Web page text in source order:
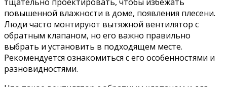
повышенной влажности в доме, появления плесени.
Люди часто монтируют вытяжной вентилятор с
обратным клапаном, но его важно правильно
выбрать и установить в подходящем месте.
Рекомендуется ознакомиться с его особенностями и
разновидностями.